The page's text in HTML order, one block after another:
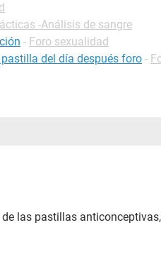
-Análisis de sangre
- Foro sexualidad
del día después foro -
las pastillas